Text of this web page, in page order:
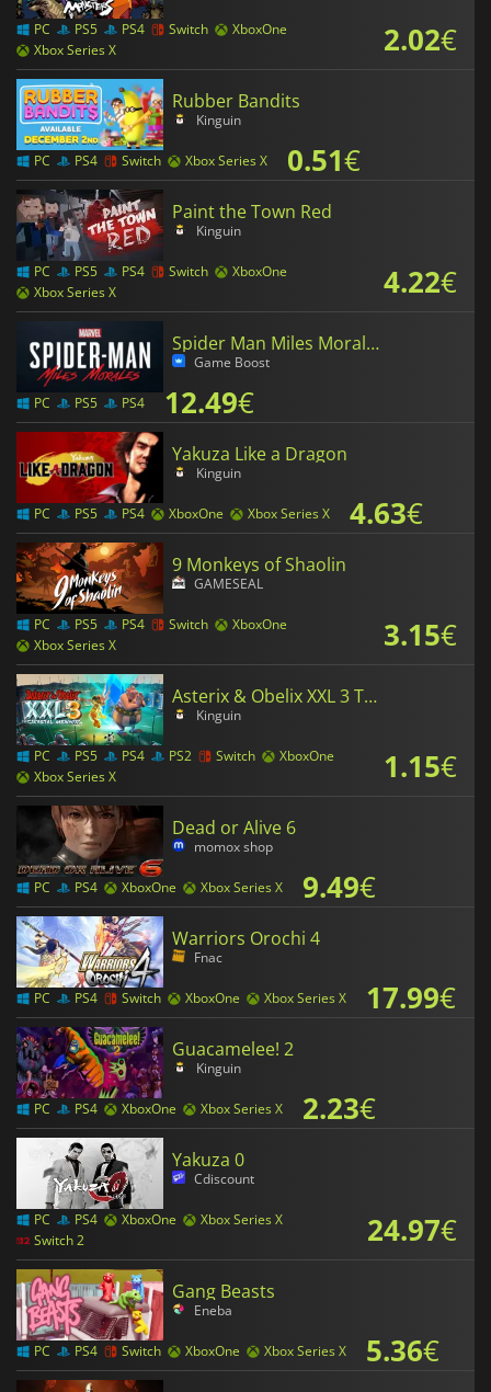
PC PS5 PS4 Switch
XboxOne
Xbox Series X
2.02€
Rubber Bandits
Kinguin
PC PS4 Switch Xbox Series X 0.51€
Paint the Town Red
Kinguin
PC PS5 PS4 Switch
XboxOne
Xbox Series X
4.22€
Spider Man Miles Morales
Game Boost
PC PS5 PS4 12.49€
Yakuza Like a Dragon
Kinguin
PC PS5 PS4 XboxOne Xbox Series X 4.63€
9 Monkeys of Shaolin
GAMESEAL
PC PS5 PS4 Switch
XboxOne
Xbox Series X
3.15€
Asterix & Obelix XXL 3 The Crystal Menhir
Kinguin
PC PS5 PS4 PS2 Switch
XboxOne
Xbox Series X
1.15€
Dead or Alive 6
momox shop
PC PS4 XboxOne Xbox Series X 9.49€
Warriors Orochi 4
Fnac
PC PS4 Switch XboxOne Xbox Series X 17.99€
Guacamelee! 2
Kinguin
PC PS4 XboxOne Xbox Series X 2.23€
Yakuza 0
Cdiscount
PC PS4 XboxOne
Xbox Series X
Switch 2
24.97€
Gang Beasts
Eneba
PC PS4 Switch XboxOne Xbox Series X 5.36€